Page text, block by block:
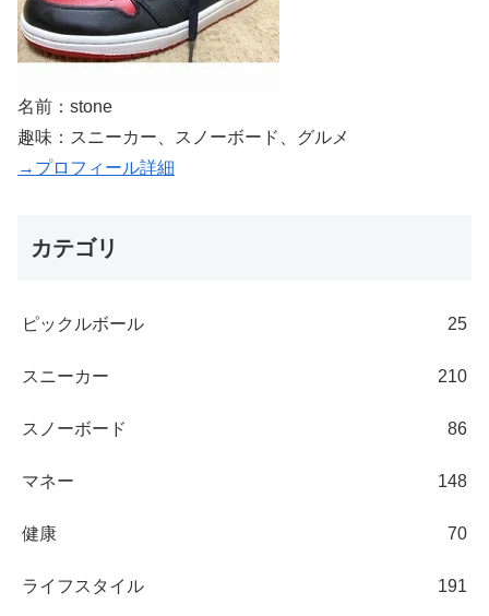
名前：stone
趣味：スニーカー、スノーボード、グルメ
→プロフィール詳細
カテゴリ
ピックルボール 25
スニーカー 210
スノーボード 86
マネー 148
健康 70
ライフスタイル 191